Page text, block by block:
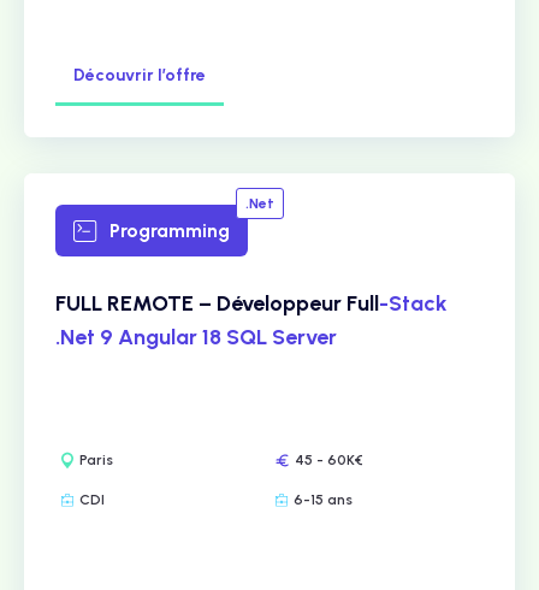
Découvrir l’offre
Programming
.Net
FULL REMOTE – Développeur Full-Stack
.Net 9 Angular 18 SQL Server
Paris 45 - 60K€
CDI 6-15 ans